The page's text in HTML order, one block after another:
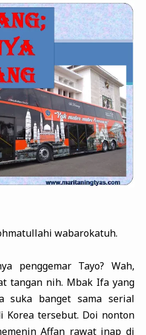
wabarokatuh.
penggemar Tayo? Wah,
tangan nih. Mbak Ifa yang
suka banget sama serial
Korea tersebut. Doi nonton
Affan rawat inap di